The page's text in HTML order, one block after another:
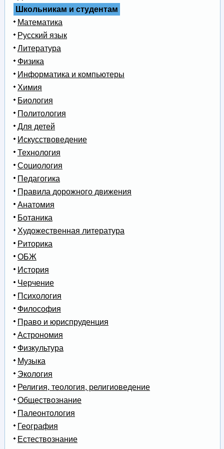
Школьникам и студентам
Математика
Русский язык
Литература
Физика
Информатика и компьютеры
Химия
Биология
Политология
Для детей
Искусствоведение
Технология
Социология
Педагогика
Правила дорожного движения
Анатомия
Ботаника
Художественная литература
Риторика
ОБЖ
История
Черчение
Психология
Философия
Право и юриспруденция
Астрономия
Физкультура
Музыка
Экология
Религия, теология, религиоведение
Обществознание
Палеонтология
География
Естествознание